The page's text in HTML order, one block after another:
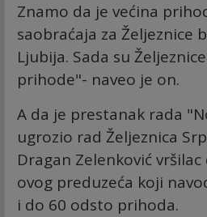
Znamo da je većina
saobraćaja za Željeznice
Ljubija. Sada su
prihode"- naveo je on.
A da je prestanak rada
ugrozio rad Željeznica
Dragan Zelenković
ovog preduzeća koji
i do 60 odsto prihoda.